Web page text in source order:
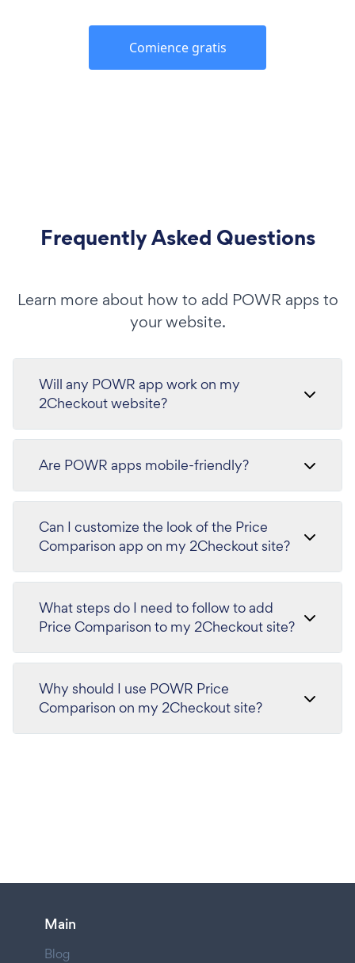
Comience gratis
Frequently Asked Questions
Learn more about how to add POWR apps to
your website.
Will any POWR app work on my
2Checkout website?
Are POWR apps mobile-friendly?
Can I customize the look of the Price
Comparison app on my 2Checkout site?
What steps do I need to follow to add
Price Comparison to my 2Checkout site?
Why should I use POWR Price
Comparison on my 2Checkout site?
Main
Blog